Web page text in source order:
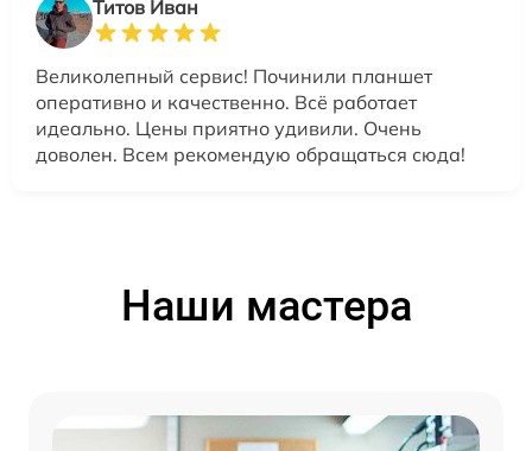
Титов Иван
Великолепный сервис! Починили планшет
оперативно и качественно. Всё работает
идеально. Цены приятно удивили. Очень
доволен. Всем рекомендую обращаться сюда!
Наши мастера